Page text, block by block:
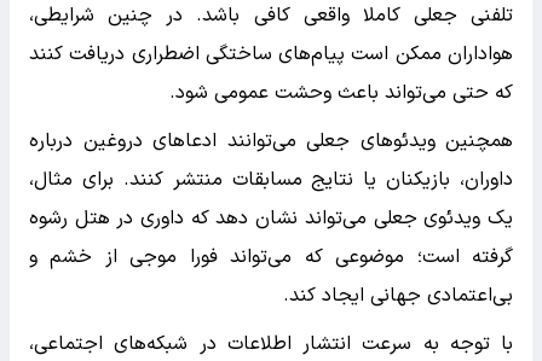
تلفنی جعلی کاملا واقعی کافی باشد. در چنین شرایطی،
هواداران ممکن است پیام‌های ساختگی اضطراری دریافت کنند
که حتی می‌تواند باعث وحشت عمومی شود.
همچنین ویدئوهای جعلی می‌توانند ادعاهای دروغین درباره
داوران، بازیکنان یا نتایج مسابقات منتشر کنند. برای مثال،
یک ویدئوی جعلی می‌تواند نشان دهد که داوری در هتل رشوه
گرفته است؛ موضوعی که می‌تواند فورا موجی از خشم و
بی‌اعتمادی جهانی ایجاد کند.
با توجه به سرعت انتشار اطلاعات در شبکه‌های اجتماعی،